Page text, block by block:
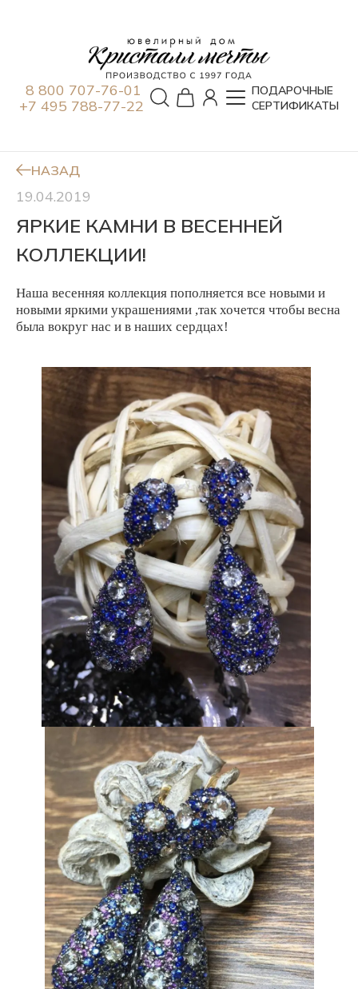
8 800 707-76-01
+7 495 788-77-22
ПОДАРОЧНЫЕ
СЕРТИФИКАТЫ
НАЗАД
19.04.2019
ЯРКИЕ КАМНИ В ВЕСЕННЕЙ
КОЛЛЕКЦИИ!
Наша весенняя коллекция пополняется все новыми и
новыми яркими украшениями ,так хочется чтобы весна
была вокруг нас и в наших сердцах!